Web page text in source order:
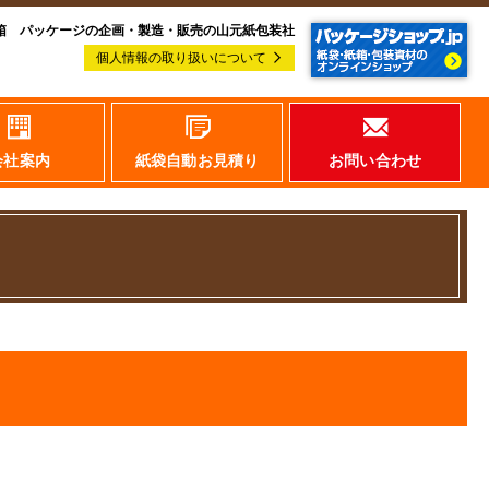
パッケージの企画・製造・販売の山元紙包装社
個人情報の取り扱いについて
社案内 紙袋自動お見積り お問い合わせ